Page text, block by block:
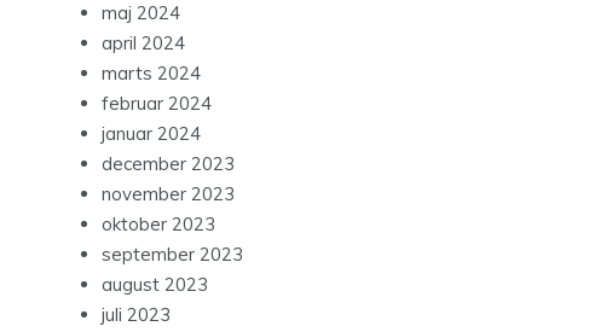
maj 2024
april 2024
marts 2024
februar 2024
januar 2024
december 2023
november 2023
oktober 2023
september 2023
august 2023
juli 2023